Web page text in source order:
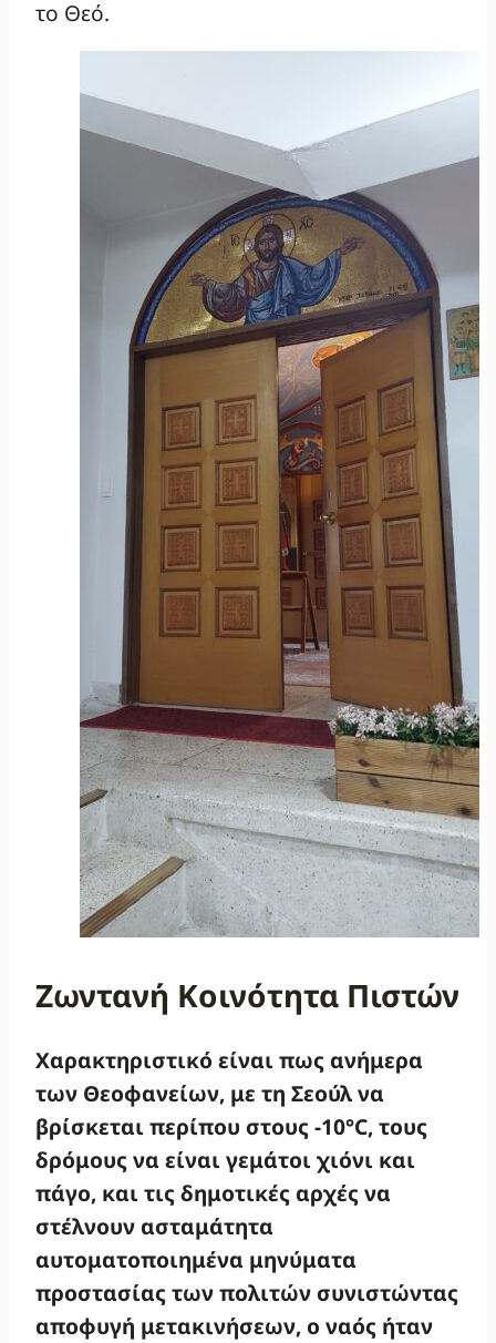
το Θεό.
Ζωντανή Κοινότητα Πιστών
Χαρακτηριστικό είναι πως ανήμερα
των Θεοφανείων, με τη Σεούλ να
βρίσκεται περίπου στους -10°C, τους
δρόμους να είναι γεμάτοι χιόνι και
πάγο, και τις δημοτικές αρχές να
στέλνουν ασταμάτητα
αυτοματοποιημένα μηνύματα
προστασίας των πολιτών συνιστώντας
αποφυγή μετακινήσεων, ο ναός ήταν